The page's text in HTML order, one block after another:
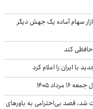
بورس فردا شنبه ۱۷ مرداد ۱۴۰۵/ بازار سهام آماده یک جهش دیگر
کند
با ایران را اعلام کرد
۱۴۰۵
قصد بی‌احترامی به باورهای